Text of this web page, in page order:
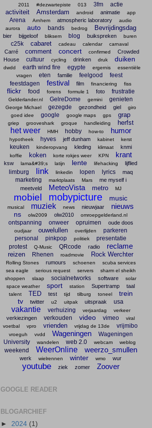
2011 #dezwartepiste 013 3fm actie
activiteit Amsterdam android animatie app
Arena Arnhem atmospheric laboratory
audio
aurora
auto bands bedrog Bevrijdingsdag
bier bijgeloof bliksem blog buikspreken buren
c25k cabaret cadeau calendar carnaval
Carré comment concert confirmed
Crowded
House
cultuur cycling drinken druk duiken
dwdd earth wind fire egypte ergernis
essentiële
vragen
eten familie feelgood
feest
feestdagen
festival film financiering fiss
flickr food forens formule 1 foto frustratie
Gelderlander.nl GelreDome gemini genieten
George Michael gezegde gezondheid giel
giro
goed idee
google google maps gps grap
griep grooveshark groque handleiding herfst
het weer HMH hobby how-to humor
hypotheek hyves jeff dunham kabinet kerst
keuken kinderopvang kleding klimaat knmi
koffie koken korte rokjes weer KPN krant
ksw lama&#39;s latijn lente lifehacking lijflied
limburg link linkedin lopen lyrics maq
marketing marktplaats Mars
me myself i
meetveld
MeteoVista metro MJ
mobiel mobypicture music
musical muziek news nieuwjaar nieuws
ns olw2009 olw2010 omroepgelderland.nl
ontspanning onweer opruimen oude doos
oudjaar ouwelullen overlijden
parkeren
personal
pinkpop politiek
presentatie
protest
Q-Music QRcode radio reclame
reizen Rhenen roadmovie Rock Werchter
Rolling Stones rumours schoenen
scuba services
sea eagle
serious request servers
sharm el sheikh
shoppen
slaap socialnetworks software
solar
space weather
sport station Supertramp taal
talent TED test tijd tilburg toneel
trein
tv
twitter u2 uitpak uitspraak usa
vakantie verhuizing verjaardag verkeer
verkiezingen verkouden video vimeo
viral
voetbal
vpro vrienden vrijdag de 13de vrijmibo
vroeguh vvdd Wageningen
Wageningen
University
wandelen web 2.0 webcam weblog
weekend WeerOnline weerzo_smullen
werk wielrennen winter wmo wur
youtube ziek zomer Zoover
GOOGLE READER
BLOGARCHIEF
► 2024 (1)